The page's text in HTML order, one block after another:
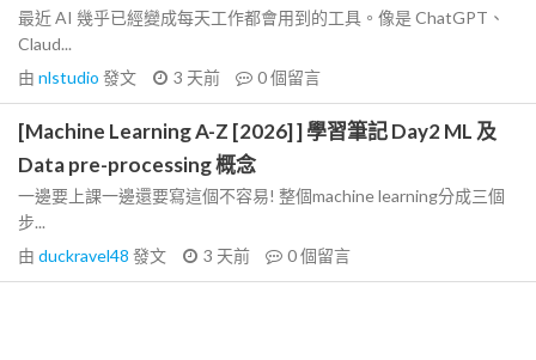
最近 AI 幾乎已經變成每天工作都會用到的工具。像是 ChatGPT、
Claud...
由 nlstudio 發文 3 天前 0個留言
[Machine Learning A-Z [2026] ] 學習筆記 Day2 ML 及
Data pre-processing 概念
一邊要上課一邊還要寫這個不容易! 整個machine learning分成三個
步...
由 duckravel48 發文 3 天前 0個留言